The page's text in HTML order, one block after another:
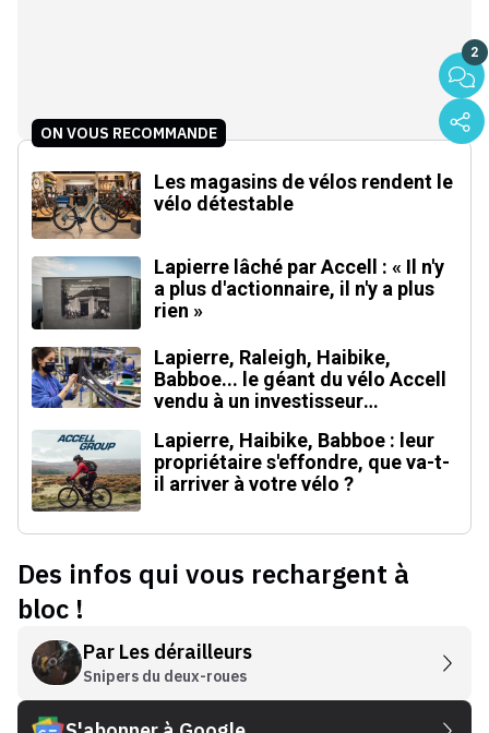
2
ON VOUS RECOMMANDE
Les magasins de vélos rendent le
vélo détestable
Lapierre lâché par Accell : « Il n'y
a plus d'actionnaire, il n'y a plus
rien »
Lapierre, Raleigh, Haibike,
Babboe... le géant du vélo Accell
vendu à un investisseur
Lapierre, Haibike, Babboe : leur
propriétaire s'effondre, que va-t-
il arriver à votre vélo ?
Des infos qui vous rechargent à
bloc !
Par Les dérailleurs
Snipers du deux-roues